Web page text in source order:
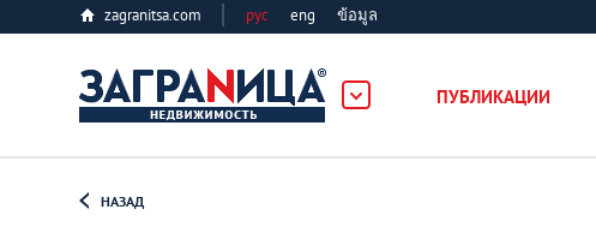
zagranitsa.com рус eng ข้อมูล
ПУБЛИКАЦИИ
НАЗАД